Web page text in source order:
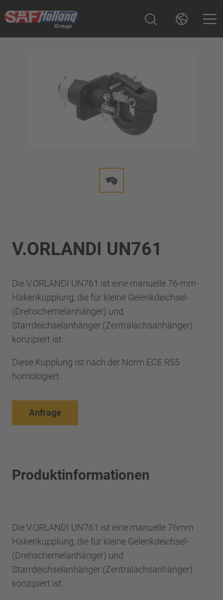
V.ORLANDI UN761
Die V.ORLANDI UN761 ist eine manuelle 76-mm-
Hakenkupplung, die für kleine Gelenkdeichsel-
(Drehschemelanhänger) und
Starrdeichselanhänger (Zentralachsanhänger)
konzipiert ist.
Diese Kupplung ist nach der Norm ECE R55
homologiert.
Anfrage
Produktinformationen
Die V.ORLANDI UN761 ist eine manuelle 76mm
Hakenkupplung, die für kleine Gelenkdeichsel-
(Drehschemelanhänger) und
Starrdeichselanhänger (Zentralachsanhänger)
konzipiert ist.